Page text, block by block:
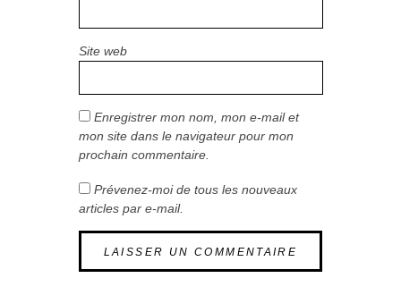
Site web
Enregistrer mon nom, mon e-mail et
mon site dans le navigateur pour mon
prochain commentaire.
Prévenez-moi de tous les nouveaux
articles par e-mail.